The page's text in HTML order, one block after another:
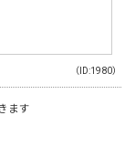
（ID:1980）
ます